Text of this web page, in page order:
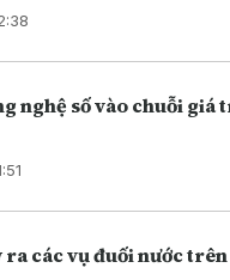
nghệ số vào chuỗi giá
ra các vụ đuối nước